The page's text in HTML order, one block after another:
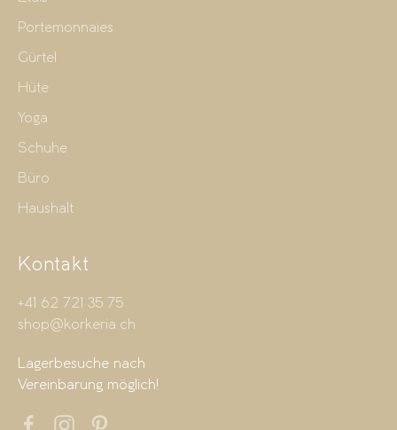
Portemonnaies
Gürtel
Hüte
Yoga
Schuhe
Büro
Haushalt
Kontakt
+41 62 721 35 75
shop@korkeria.ch
Lagerbesuche nach
Vereinbarung möglich!